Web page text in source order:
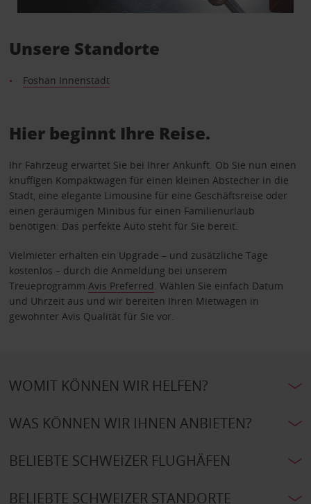
Unsere Standorte
Foshan Innenstadt
Hier beginnt Ihre Reise.
Ihr Fahrzeug erwartet Sie bei Ihrer Ankunft. Ob Sie nun einen
knuffigen Kompaktwagen für einen kleinen Abstecher in die
Stadt, eine elegante Limousine für eine Geschäftsreise oder
einen geräumigen Minibus für einen Familienurlaub
benötigen: Das perfekte Auto steht für Sie bereit.
Vielmieter erhalten ein Upgrade – und zusätzliche Tage
kostenlos – durch die Anmeldung bei unserem
Treueprogramm Avis Preferred . Wählen Sie einfach Datum
und Uhrzeit aus und wir bereiten Ihren Mietwagen in
gewohnter Avis Qualität für Sie vor.
WOMIT KÖNNEN WIR HELFEN?
WAS KÖNNEN WIR IHNEN ANBIETEN?
BELIEBTE SCHWEIZER FLUGHÄFEN
BELIEBTE SCHWEIZER STANDORTE